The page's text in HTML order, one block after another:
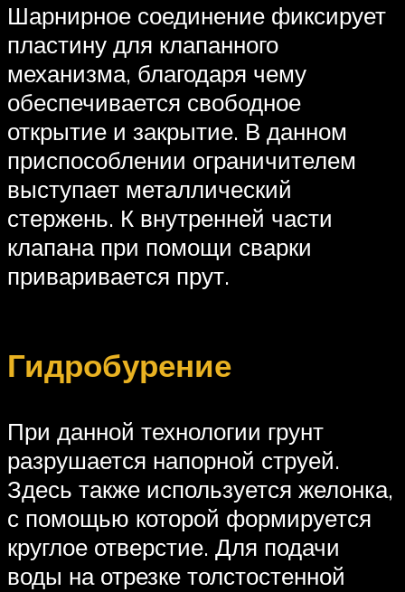
Шарнирное соединение фиксирует
пластину для клапанного
механизма, благодаря чему
обеспечивается свободное
открытие и закрытие. В данном
приспособлении ограничителем
выступает металлический
стержень. К внутренней части
клапана при помощи сварки
приваривается прут.
Гидробурение
При данной технологии грунт
разрушается напорной струей.
Здесь также используется желонка,
с помощью которой формируется
круглое отверстие. Для подачи
воды на отрезке толстостенной